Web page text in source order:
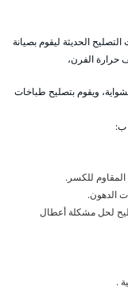
الحديثة ليقوم بصيانة
حرارة الفرن،
ويقوم بتصليح طباخات
ب:
للكسر.
الدهون.
لحل مشكلة أعطال
.